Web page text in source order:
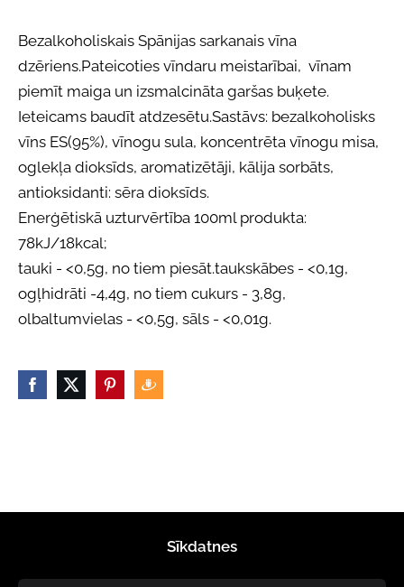
Bezalkoholiskais Spānijas sarkanais vīna
dzēriens.Pateicoties vīndaru meistarībai, vīnam
piemīt maiga un izsmalcināta garšas buķete.
Ieteicams baudīt atdzesētu.Sastāvs: bezalkoholisks
vīns ES(95%), vīnogu sula, koncentrēta vīnogu misa,
oglekļa dioksīds, aromatizētāji, kālija sorbāts,
antioksidanti: sēra dioksīds.
Enerģētiskā uzturvērtība 100ml produkta:
78kJ/18kcal;
tauki - <0,5g, no tiem piesāt.taukskābes - <0,1g,
ogļhidrāti -4,4g, no tiem cukurs - 3,8g,
olbaltumvielas - <0,5g, sāls - <0,01g.
Sīkdatnes